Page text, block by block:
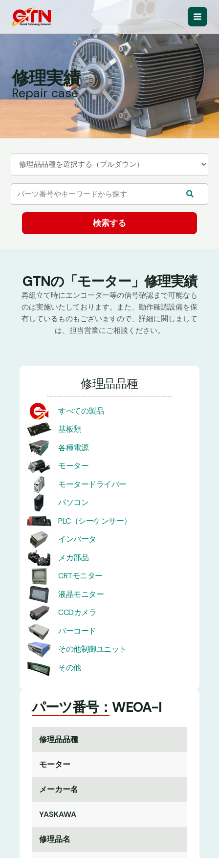
Main
修理実績
Repair case
GTNの「モーター」修理実績
再組立て時にエンコーダー等の信号確認まで可能なも
のは実施いたしております。また、動作確認設備を保
有しているものもございますので、詳細に関しまして
は、担当営業にご相談ください。
修理品品種
すべての製品
基板類
各種電源
モーター
モータードライバー
パソコン
PLC（シーケンサー）
インバータ
メカ部品
CRTモニター
液晶モニター
CCDカメラ
バーコード
その他制御ユニット
その他
パーツ番号：WEOA-I
修理品品種
モーター
メーカー名
YASKAWA
修理品名